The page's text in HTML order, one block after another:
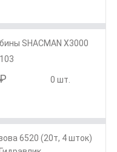
SHACMAN X3000
0 шт.
6520 (20т, 4 шток)